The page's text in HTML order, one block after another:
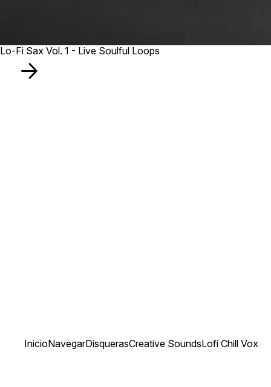
Lo-Fi Sax Vol. 1 - Live Soulful Loops
InicioNavegarDisquerasCreative SoundsLofi Chill Vox